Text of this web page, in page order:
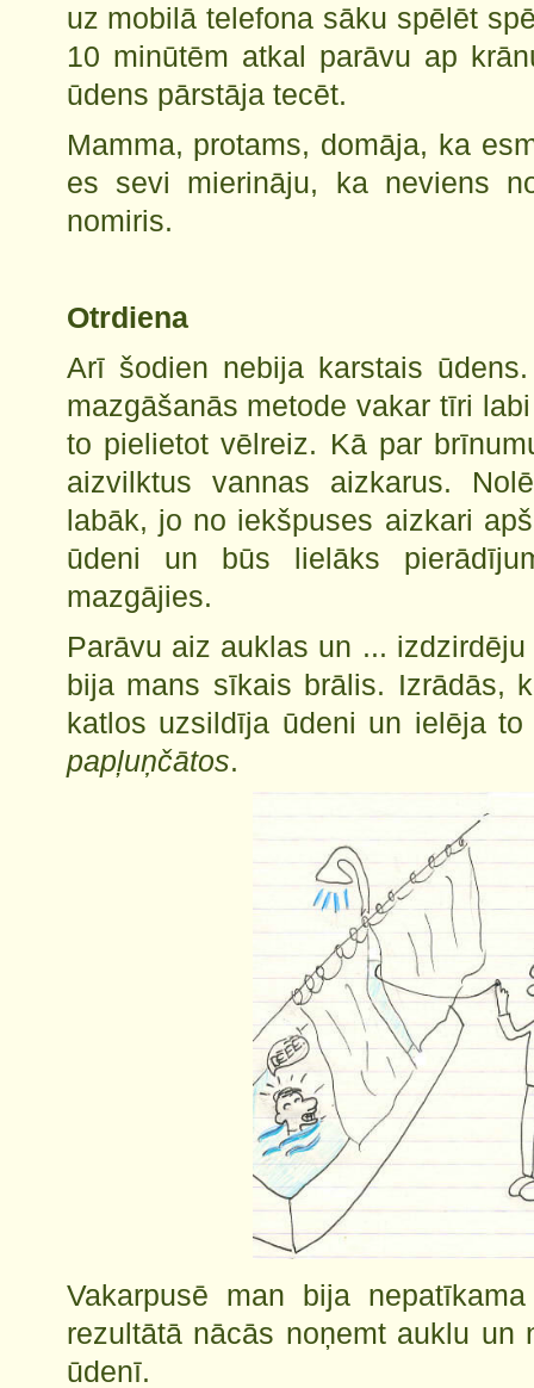
uz mobilā telefona sāku spēlēt
10 minūtēm atkal parāvu ap
ūdens pārstāja tecēt.
Mamma, protams, domāja, ka
es sevi mierināju, ka neviens
nomiris.
Otrdiena
Arī šodien nebija karstais
mazgāšanās metode vakar tīri
to pielietot vēlreiz. Kā par
aizvilktus vannas aizkarus.
labāk, jo no iekšpuses aizkari
ūdeni un būs lielāks
mazgājies.
Parāvu aiz auklas un ...
bija mans sīkais brālis. Izrādās,
katlos uzsildīja ūdeni un ielēja
papļuņčātos.
Vakarpusē man bija
rezultātā nācās noņemt auklu un
ūdenī.